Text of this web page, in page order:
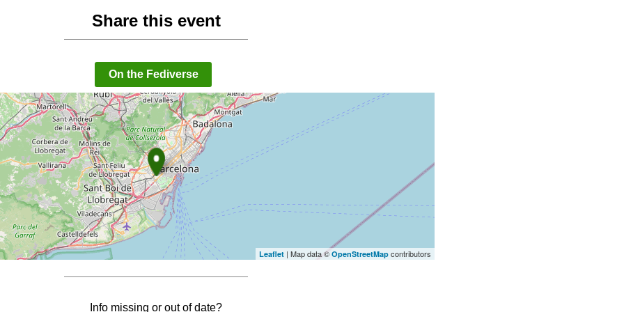
Share this event
On the Fediverse
Leaflet | Map data ©OpenStreetMap contributors
Info missing or out of date?